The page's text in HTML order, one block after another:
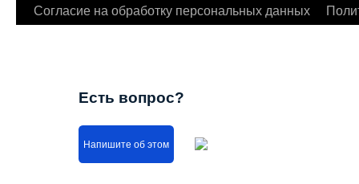
Согласие на обработку персональных данных
Есть вопрос?
Напишите об этом